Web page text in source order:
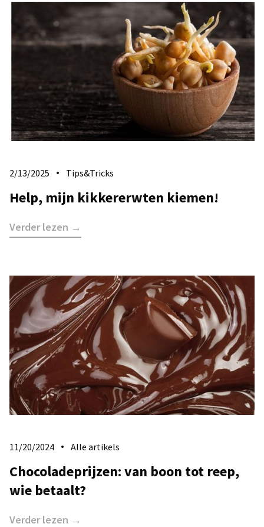
2/13/2025 Tips&Tricks
Help, mijn kikkererwten kiemen!
Verder lezen →
11/20/2024 Alle artikels
Chocoladeprijzen: van boon tot reep,
wie betaalt?
Verder lezen →